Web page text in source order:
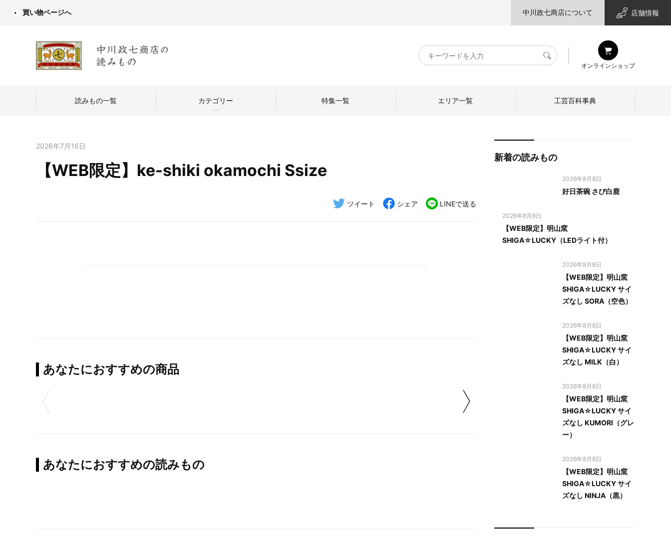
買い物ページへ 中川政七商店について 店舗情報
キ
ー
検
オンラインショップ
読みもの一覧 カテゴリー
中川政七商店のものづくり 日本の暮らし
特集一覧 エリア一覧 工芸百科事典
2026年7月16日
【WEB限定】ke-shiki okamochi Ssize
ツイート シェア LINEで送る
あなたにおすすめの商品
あなたにおすすめの読みもの
新着の読みもの
2026年8月8日
好日茶碗 さび白鹿
2026年8月8日
【WEB限定】明山窯
SHIGA☆LUCKY（LEDライト付）
2026年8月8日
【WEB限定】明山窯
SHIGA☆LUCKY サイ
ズなし SORA（空色）
2026年8月8日
【WEB限定】明山窯
SHIGA☆LUCKY サイ
ズなし MILK（白）
2026年8月8日
【WEB限定】明山窯
SHIGA☆LUCKY サイ
ズなし KUMORI（グレ
ー）
2026年8月8日
【WEB限定】明山窯
SHIGA☆LUCKY サイ
ズなし NINJA（黒）